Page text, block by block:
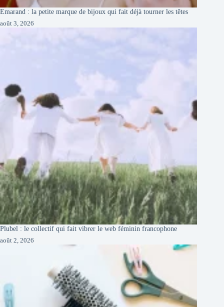
Emarand : la petite marque de bijoux qui fait déjà tourner les têtes
août 3, 2026
Plubel : le collectif qui fait vibrer le web féminin francophone
août 2, 2026